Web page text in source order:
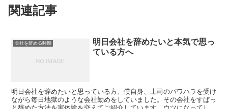
関連記事
会社を辞める時期
明日会社を辞めたいと本気で思っ
ている方へ
明日会社を辞めたいと思っている方、僕自身、上司のパワハラを受け
ながら毎日地獄のような会社勤めをしていました。その会社をすぱっ